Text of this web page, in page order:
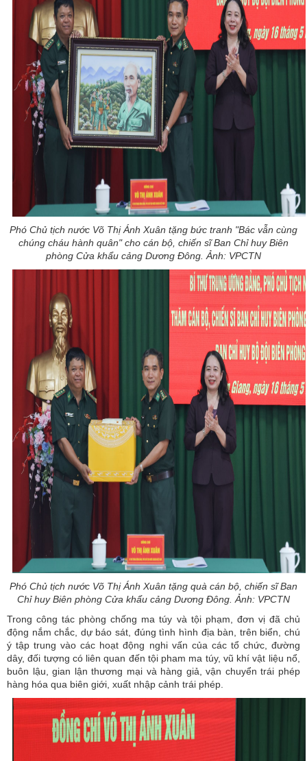
Phó Chủ tịch nước Võ Thị Ánh Xuân tặng bức tranh "Bác vẫn cùng
chúng cháu hành quân" cho cán bộ, chiến sĩ Ban Chỉ huy Biên
phòng Cửa khẩu cảng Dương Đông. Ảnh: VPCTN
Phó Chủ tịch nước Võ Thị Ánh Xuân tặng quà cán bộ, chiến sĩ Ban
Chỉ huy Biên phòng Cửa khẩu cảng Dương Đông. Ảnh: VPCTN
Trong công tác phòng chống ma túy và tội phạm, đơn vị đã chủ
động nắm chắc, dự báo sát, đúng tình hình địa bàn, trên biển, chú
ý tập trung vào các hoạt động nghi vấn của các tổ chức, đường
dây, đối tượng có liên quan đến tội pham ma túy, vũ khí vật liệu nổ,
buôn lậu, gian lận thương mại và hàng giả, vận chuyển trái phép
hàng hóa qua biên giới, xuất nhập cảnh trái phép.